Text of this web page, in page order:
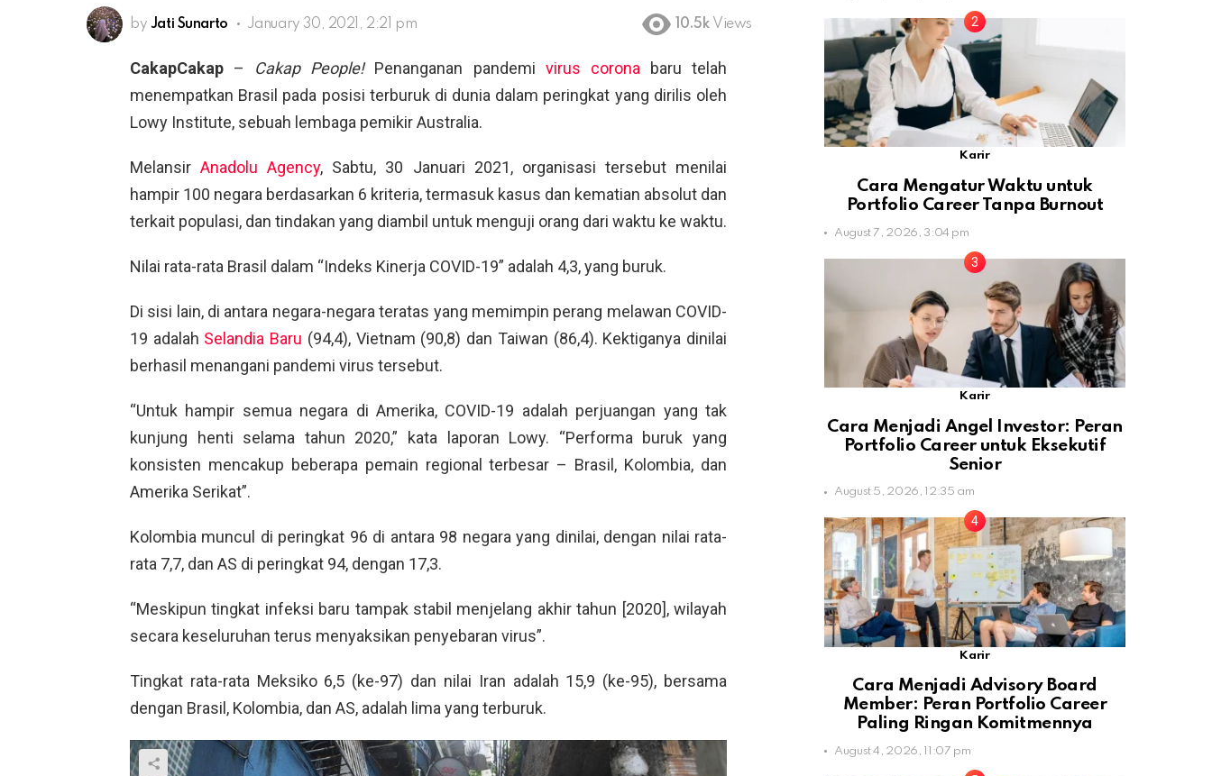
by Jati Sunarto January 30, 2021, 2:21 pm 10.5k Views
CakapCakap – Cakap People!Penanganan pandemi virus corona baru telah
menempatkan Brasil pada posisi terburuk di dunia dalam peringkat yang dirilis oleh
Lowy Institute, sebuah lembaga pemikir Australia.
MelansirAnadolu Agency, Sabtu, 30 Januari 2021, organisasi tersebut menilai
hampir 100 negara berdasarkan 6 kriteria, termasuk kasus dan kematian absolut dan
terkait populasi, dan tindakan yang diambil untuk menguji orang dari waktu ke waktu.
Nilai rata-rata Brasil dalam “Indeks Kinerja COVID-19” adalah 4,3, yang buruk.
Di sisi lain, di antara negara-negara teratas yang memimpin perang melawan COVID-
19 adalah Selandia Baru (94,4), Vietnam (90,8) dan Taiwan (86,4). Kektiganya dinilai
berhasil menangani pandemi virus tersebut.
“Untuk hampir semua negara di Amerika, COVID-19 adalah perjuangan yang tak
kunjung henti selama tahun 2020,” kata laporan Lowy. “Performa buruk yang
konsisten mencakup beberapa pemain regional terbesar – Brasil, Kolombia, dan
Amerika Serikat”.
Kolombia muncul di peringkat 96 di antara 98 negara yang dinilai, dengan nilai rata-
rata 7,7, dan AS di peringkat 94, dengan 17,3.
“Meskipun tingkat infeksi baru tampak stabil menjelang akhir tahun [2020], wilayah
secara keseluruhan terus menyaksikan penyebaran virus”.
Tingkat rata-rata Meksiko 6,5 (ke-97) dan nilai Iran adalah 15,9 (ke-95), bersama
dengan Brasil, Kolombia, dan AS, adalah lima yang terburuk.
Karir
Cara Mengatur Waktu untuk
Portfolio Career Tanpa Burnout
August 7, 2026, 3:04 pm
Karir
Cara Menjadi Angel Investor: Peran
Portfolio Career untuk Eksekutif
Senior
August 5, 2026, 12:35 am
Karir
Cara Menjadi Advisory Board
Member: Peran Portfolio Career
Paling Ringan Komitmennya
August 4, 2026, 11:07 pm